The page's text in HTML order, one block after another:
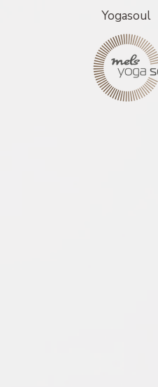
Yogasoul